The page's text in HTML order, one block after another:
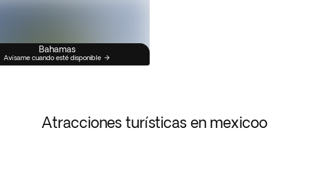
Bahamas
Avísame cuando esté disponible
Atracciones turísticas en mexicoo